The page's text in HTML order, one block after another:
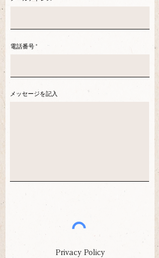
電話番号
メッセージを記入
Privacy Policy